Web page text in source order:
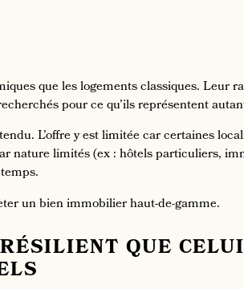
que les logements classiques. Leur
pour ce qu’ils représentent
L’offre y est limitée car certaines
nature limités (ex : hôtels particuliers,
un bien immobilier haut-de-gamme.
QUE